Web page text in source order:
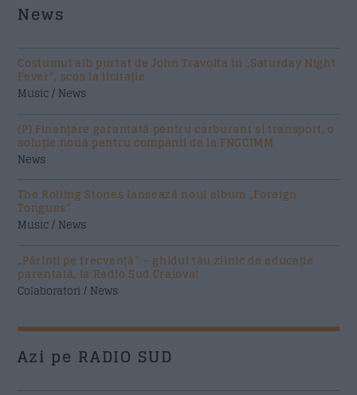
News
Costumul alb purtat de John Travolta în „Saturday Night
Fever”, scos la licitație
Music / News
(P) Finanțare garantată pentru carburant și transport, o
soluție nouă pentru companii de la FNGCIMM
News
The Rolling Stones lansează noul album „Foreign
Tongues”
Music / News
„Părinți pe frecvență” – ghidul tău zilnic de educație
parentală, la Radio Sud Craiova!
Colaboratori / News
Azi pe RADIO SUD